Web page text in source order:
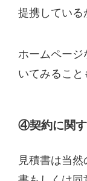
提携している
ホームページ
いてみること
④契約に関す
見積書は当然